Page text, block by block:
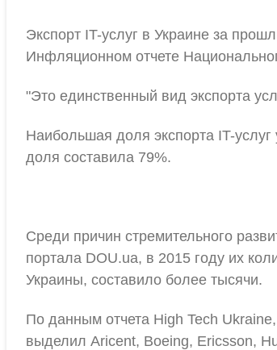
Экспорт IT-услуг в Украине за
Инфляционном отчете
"Это единственный вид экспорта
Наибольшая доля экспорта IT-услуг
доля составила 79%.
Среди причин стремительного
портала DOU.ua, в 2015 году их
Украины, составило более тысячи.
По данным отчета High Tech
выделил Aricent, Boeing, Ericsson,